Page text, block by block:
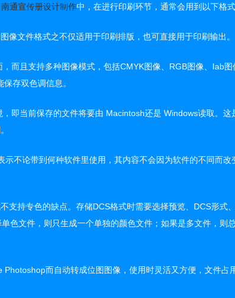
南通宣传册设计制作中，在进行印刷环节，通常会用到以下格式
像文件格式之不仅适用于印刷排版，也可直接用于印刷输出。
而且支持多种图像模式，包括CMYK图像、RGB图像、Iab
存双色调信息。
即当前保存的文件将要由 Macintosh还是 Windows读取。这
不论带到何种软件里使用，其内容不会因为软件的不同而改
支持专色的缺点。存储DCS格式时需要选择预览、DCS形式
色文件，则只生成一个单独的颜色文件；如果是多文件，则
而自动转成位图图像，使用时灵活又方便，文件占